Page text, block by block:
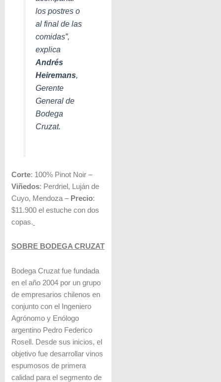
los postres o
al final de las
comidas”,
explica
Andrés
Heiremans,
Gerente
General de
Bodega
Cruzat.
Corte: 100% Pinot Noir –
Viñedos: Perdriel, Luján de
Cuyo, Mendoza – Precio:
$11.900 el estuche con dos
copas.
SOBRE BODEGA CRUZAT
Bodega Cruzat fue fundada
en el año 2004 por un grupo
de empresarios chilenos en
conjunto con el Ingeniero
Agrónomo y Enólogo
argentino Pedro Federico
Rosell. Desde sus inicios, el
objetivo fue desarrollar vinos
espumosos de primera
calidad para el segmento de